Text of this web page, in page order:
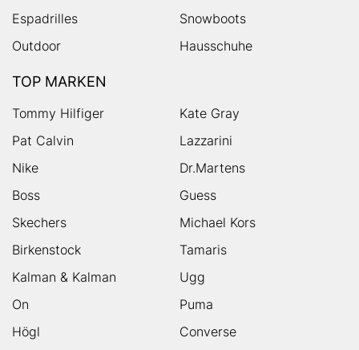
Espadrilles
Snowboots
Outdoor
Hausschuhe
TOP MARKEN
Tommy Hilfiger
Kate Gray
Pat Calvin
Lazzarini
Nike
Dr.Martens
Boss
Guess
Skechers
Michael Kors
Birkenstock
Tamaris
Kalman & Kalman
Ugg
On
Puma
Högl
Converse